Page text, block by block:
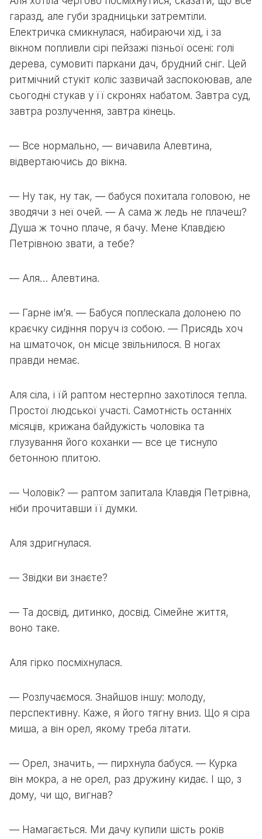
гаразд, але губи зрадницьки затремтіли.
Електричка смикнулася, набираючи хід, і за
вікном попливли сірі пейзажі пізньої осені: голі
дерева, сумовиті паркани дач, брудний сніг. Цей
ритмічний стукіт коліс зазвичай заспокоював, але
сьогодні стукав у її скронях набатом. Завтра суд,
завтра розлучення, завтра кінець.
— Все нормально, — вичавила Алевтина,
відвертаючись до вікна.
— Ну так, ну так, — бабуся похитала головою, не
зводячи з неї очей. — А сама ж ледь не плачеш?
Душа ж точно плаче, я бачу. Мене Клавдією
Петрівною звати, а тебе?
— Аля… Алевтина.
— Гарне ім’я. — Бабуся поплескала долонею по
краєчку сидіння поруч із собою. — Присядь хоч
на шматочок, он місце звільнилося. В ногах
правди немає.
Аля сіла, і їй раптом нестерпно захотілося тепла.
Простої людської участі. Самотність останніх
місяців, крижана байдужість чоловіка та
глузування його коханки — все це тиснуло
бетонною плитою.
— Чоловік? — раптом запитала Клавдія Петрівна,
ніби прочитавши її думки.
Аля здригнулася.
— Звідки ви знаєте?
— Та досвід, дитинко, досвід. Сімейне життя,
воно таке.
Аля гірко посміхнулася.
— Розлучаємося. Знайшов іншу: молоду,
перспективну. Каже, я його тягну вниз. Що я сіра
миша, а він орел, якому треба літати.
— Орел, значить, — пирхнула бабуся. — Курка
він мокра, а не орел, раз дружину кидає. І що, з
дому, чи що, вигнав?
— Намагається. Ми дачу купили шість років